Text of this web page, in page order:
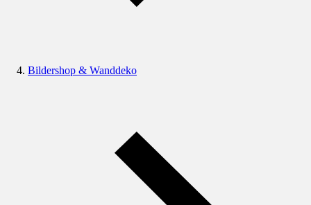
Bildershop & Wanddeko